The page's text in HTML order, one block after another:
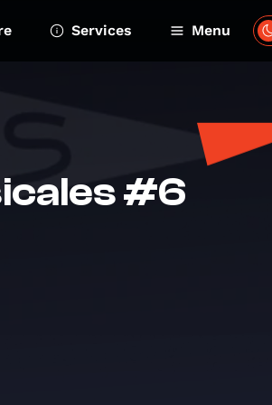
Services Menu
#6